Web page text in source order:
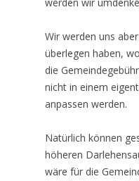
Wir werden uns
überlegen haben,
die
nicht in einem
anpassen werden.
Natürlich können
höheren
wäre für die